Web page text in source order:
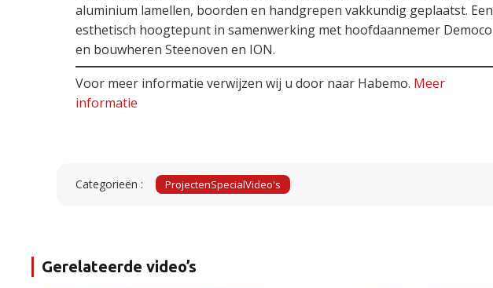
aluminium lamellen, boorden en handgrepen vakkundig geplaatst. Een
esthetisch hoogtepunt in samenwerking met hoofdaannemer Democo
en bouwheren Steenoven en ION.
Voor meer informatie verwijzen wij u door naar Habemo. Meer
informatie
Categorieën : ProjectenSpecialVideo's
Gerelateerde video’s